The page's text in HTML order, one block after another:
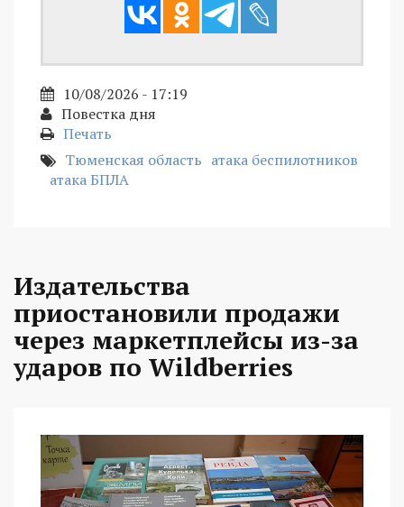
10/08/2026 - 17:19
Повестка дня
Печать
Тюменская область атака беспилотников
атака БПЛА
Издательства
приостановили продажи
через маркетплейсы из-за
ударов по Wildberries